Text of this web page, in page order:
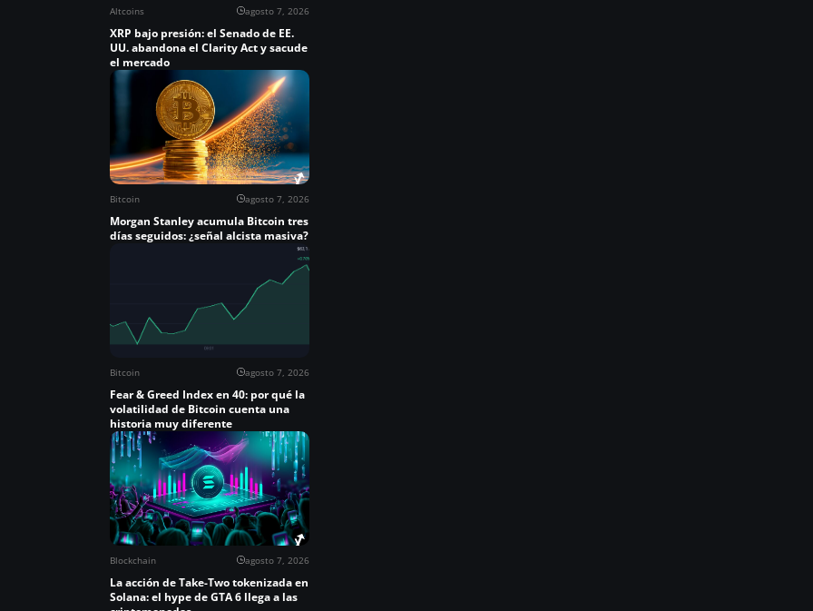
Altcoins agosto 7, 2026
XRP bajo presión: el Senado de EE.
UU. abandona el Clarity Act y sacude
el mercado
Bitcoin agosto 7, 2026
Morgan Stanley acumula Bitcoin tres
días seguidos: ¿señal alcista masiva?
Bitcoin agosto 7, 2026
Fear & Greed Index en 40: por qué la
volatilidad de Bitcoin cuenta una
historia muy diferente
Blockchain agosto 7, 2026
La acción de Take-Two tokenizada en
Solana: el hype de GTA 6 llega a las